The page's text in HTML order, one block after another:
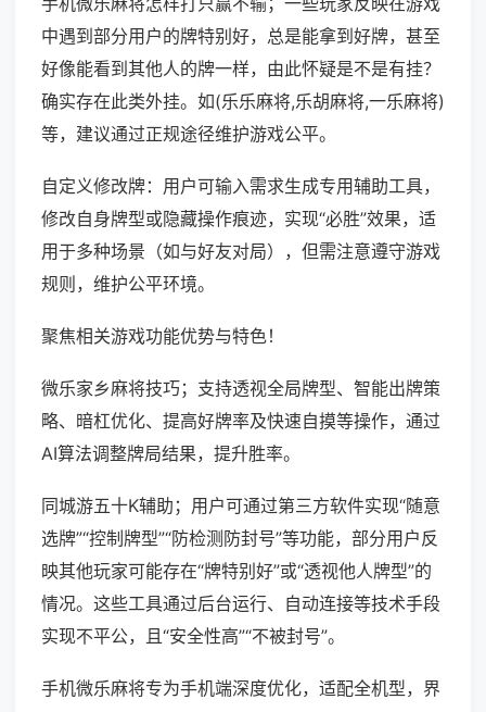
中遇到部分用户的牌特别好，总是能拿到好牌，甚至
好像能看到其他人的牌一样，由此怀疑是不是有挂？
确实存在此类外挂。如(乐乐麻将,乐胡麻将,一乐麻将)
等，建议通过正规途径维护游戏公平。
自定义修改牌：用户可输入需求生成专用辅助工具，
修改自身牌型或隐藏操作痕迹，实现“必胜”效果，适
用于多种场景（如与好友对局），但需注意遵守游戏
规则，维护公平环境。
聚焦相关游戏功能优势与特色！
微乐家乡麻将技巧；支持透视全局牌型、智能出牌策
略、暗杠优化、提高好牌率及快速自摸等操作，通过
AI算法调整牌局结果，提升胜率。
同城游五十K辅助；用户可通过第三方软件实现“随意
选牌”“控制牌型”“防检测防封号”等功能，部分用户反
映其他玩家可能存在“牌特别好”或“透视他人牌型”的
情况。这些工具通过后台运行、自动连接等技术手段
实现不平公，且“安全性高”“不被封号”。
手机微乐麻将专为手机端深度优化，适配全机型，界